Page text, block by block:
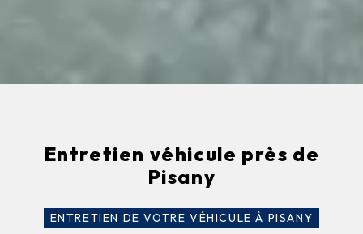
Entretien véhicule près de
Pisany
ENTRETIEN DE VOTRE VÉHICULE À PISANY